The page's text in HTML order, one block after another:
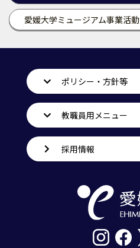
愛媛大学ミュージアム事業活動
ポリシー・方針等
教職員用メニュー
採用情報